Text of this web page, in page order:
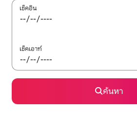
เช็คอิน
เช็คเอาท์
ค้นหา